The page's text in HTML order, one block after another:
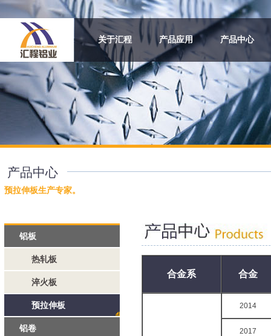
关于汇程 产品应用 产品中心
产品中心
预拉伸板生产专家。
铝板
热轧板
淬火板
预拉伸板
铝卷
合金系 合金
2014
2017